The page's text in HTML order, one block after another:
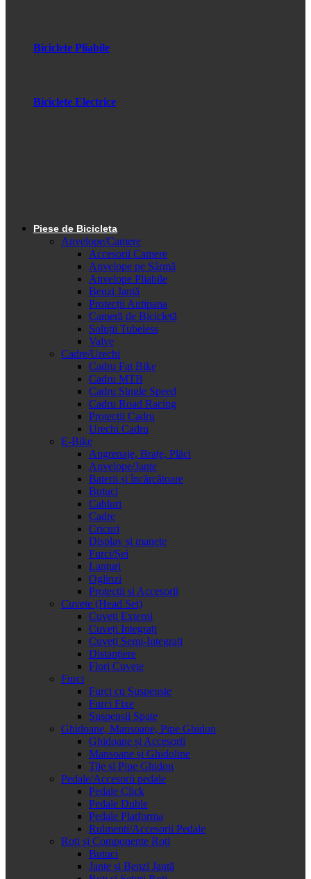
Biciclete Pliabile
Biciclete Electrice
Piese de Bicicleta
Anvelope/Camere
Accesorii Camere
Anvelope pe Sârmă
Anvelope Pliabile
Benzi Jantă
Protecții Antipana
Cameră de Bicicletă
Soluții Tubeless
Valve
Cadre/Urechi
Cadru Fat Bike
Cadru MTB
Cadru Single Speed
Cadru Road Racing
Protecții Cadru
Urechi Cadru
E-Bike
Angrenaje, Brațe, Plăci
Anvelope/Jante
Baterii și încărcătoare
Butuci
Cabluri
Cadre
Cricuri
Display și manete
Furci/Șei
Lanțuri
Oglinzi
Protectii si Accesorii
Cuvete (Head Set)
Cuveți Externi
Cuveți Integrați
Cuveți Semi-Integrați
Distanțiere
Flori Cuvete
Furci
Furci cu Suspensie
Furci Fixe
Suspensii Spate
Ghidoane, Mansoane, Pipe Ghidon
Ghidoane și Accesorii
Mansoane și Ghidoline
Tije și Pipe Ghidon
Pedale/Accesorii pedale
Pedale Click
Pedale Duble
Pedale Platforma
Rulmenti/Accesorii Pedale
Roți și Componente Roți
Butuci
Jante și Benzi Jantă